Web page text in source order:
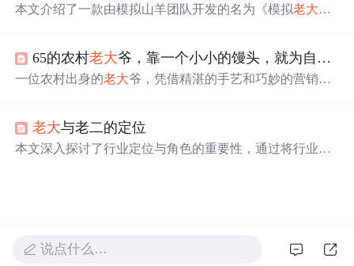
本文介绍了一款由模拟山羊团队开发的名为《模拟老大
机，挑战丰富且与场景紧密相关，强调老龄角色的脆弱性
与乐趣。
65的农村老大爷，靠一个小小的馒头，就为自己孙子买了一套房！
一位农村出身的老大爷，凭借精湛的手艺和巧妙的营销策
客户，老大爷成功转型为当地知名的馒头王，月营业额高
达15万。
老大与老二的定位
本文深入探讨了行业定位与角色的重要性，通过将行业老
说点什么…